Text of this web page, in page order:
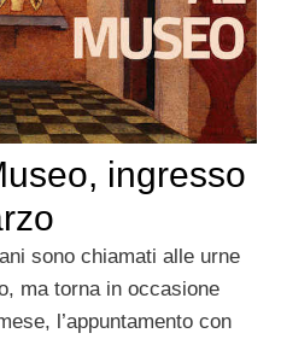
ingresso
sono chiamati alle urne
ma torna in occasione
l’appuntamento con